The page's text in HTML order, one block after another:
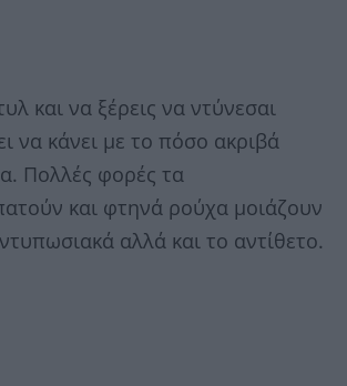
και να ξέρεις να ντύνεσαι
να κάνει με το πόσο ακριβά
Πολλές φορές τα
και φτηνά ρούχα μοιάζουν
αλλά και το αντίθετο.